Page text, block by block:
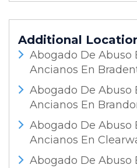
Additional
Abogado De Abuso
Ancianos En
Abogado De Abuso
Ancianos En
Abogado De Abuso
Ancianos En
Abogado De Abuso